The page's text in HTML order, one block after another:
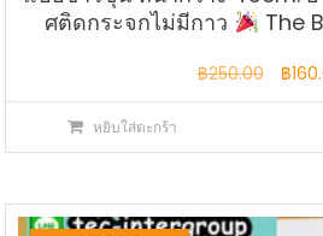
ศติดกระจกไม่มีกาว
The
฿250.00
price
฿
หยิบใส่ตะกร้า